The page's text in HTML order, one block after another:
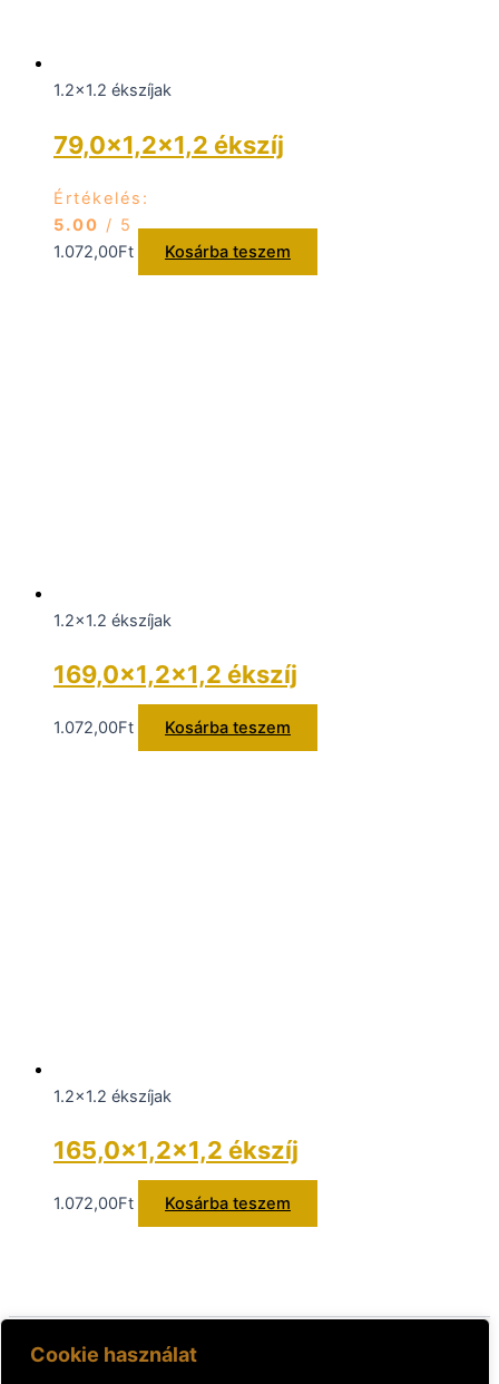
Cookie használat
1.2x1.2 ékszíjak
79,0×1,2×1,2 ékszíj
Értékelés:
5.00 / 5
1.072,00Ft Kosárba teszem
1.2x1.2 ékszíjak
169,0×1,2×1,2 ékszíj
1.072,00Ft Kosárba teszem
1.2x1.2 ékszíjak
165,0×1,2×1,2 ékszíj
1.072,00Ft Kosárba teszem